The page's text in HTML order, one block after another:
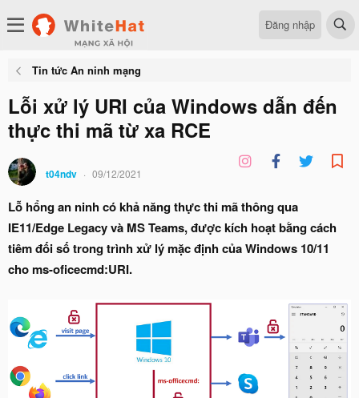
Đăng nhập
Tin tức An ninh mạng
Lỗi xử lý URI của Windows dẫn đến
thực thi mã từ xa RCE
t04ndv 09/12/2021
Lỗ hổng an ninh có khả năng thực thi mã thông qua
IE11/Edge Legacy và MS Teams, được kích hoạt bằng cách
tiêm đối số trong trình xử lý mặc định của Windows 10/11
cho ms-oficecmd:URI.